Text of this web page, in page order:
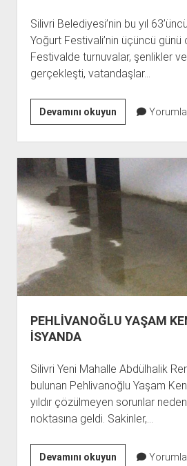
Silivri Belediyesi’nin bu yıl
Yoğurt Festivali’nin üçüncü
Festivalde turnuvalar, şenlikler
gerçekleşti, vatandaşlar…
Devamını okuyunSİLİVRİ
YOĞURT
FESTİVALİ
SONA
ERDİ
PEHLİVANOĞLU YAŞAM
İSYANDA
Silivri Yeni Mahalle Abdülhalik
bulunan Pehlivanoğlu Yaşam
yıldır çözülmeyen sorunlar
noktasına geldi. Sakinler,…
Devamını okuyunPEHLİVANOĞLU